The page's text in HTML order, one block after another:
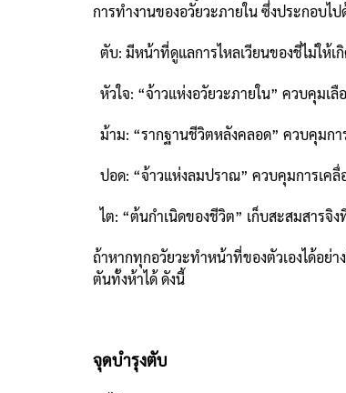
การทำงานของอวัยวะภายใน ซึ่งประกอบ
ตับ: มีหน้าที่ดูแลการไหลเวียนของชี่ไม่ให้
หัวใจ: “จ้าวแห่งอวัยวะภายใน” ควบคุมเ
ม้าม: “รากฐานชีวิตหลังคลอด” ควบคุมกา
ปอด: “จ้าวแห่งลมปราณ” ควบคุมการเคลื่
ไต: “ต้นกำเนิดของชีวิต” เก็บสะสมสารจิ
ถ้าหากทุกอวัยวะทำหน้าที่ของตัวเองได้อย่
ตันทั้งห้าได้ ดังนี้
จุดบำรุงตับ